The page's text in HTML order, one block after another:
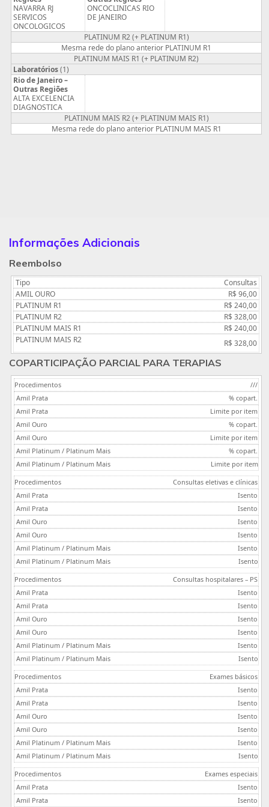
NAVARRA RJ
SERVICOS
ONCOLOGICOS
ONCOCLINICAS RIO
DE JANEIRO
PLATINUM R2(+ PLATINUM R1)
Mesma rede do plano anterior PLATINUM R1
PLATINUM MAIS R1 (+ PLATINUM R2)
Laboratórios(1)
Rio de Janeiro –
Outras Regiões
ALTA EXCELENCIA
DIAGNOSTICA
PLATINUM MAIS R2(+ PLATINUM MAIS R1)
Mesma rede do plano anterior PLATINUM MAIS R1
Informações Adicionais
Reembolso
Consultas
R$ 96,00
R$ 240,00
R$ 328,00
R$ 240,00
R$ 328,00
COPARTICIPAÇÃO PARCIAL PARA TERAPIAS
///
% copart.
Limite por item
% copart.
Limite por item
% copart.
Limite por item
Consultas eletivas e clínicas
Isento
Isento
Isento
Isento
Isento
Isento
Consultas hospitalares – PS
Isento
Isento
Isento
Isento
Isento
Isento
Exames básicos
Isento
Isento
Isento
Isento
Isento
Isento
Exames especiais
Isento
Isento